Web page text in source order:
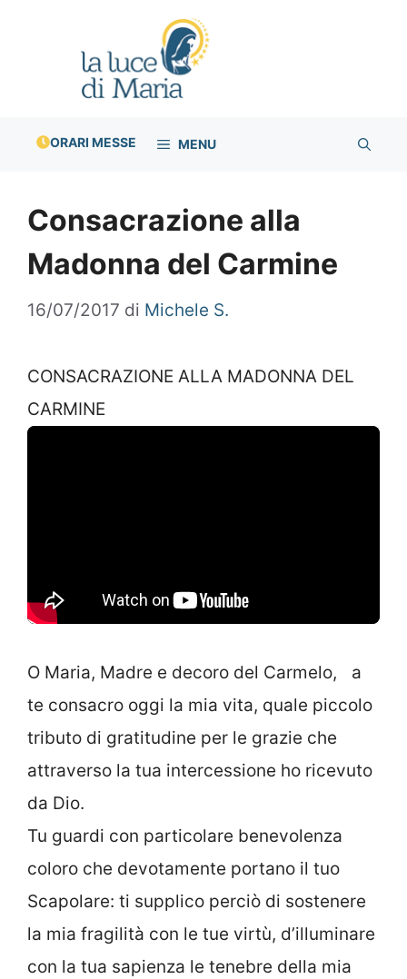
ORARI MESSE MENU
Consacrazione alla
Madonna del Carmine
16/07/2017 di Michele S.
CONSACRAZIONE ALLA MADONNA DEL
CARMINE
O Maria, Madre e decoro del Carmelo, a
te consacro oggi la mia vita, quale piccolo
tributo di gratitudine per le grazie che
attraverso la tua intercessione ho ricevuto
da Dio.
Tu guardi con particolare benevolenza
coloro che devotamente portano il tuo
Scapolare: ti supplico perciò di sostenere
la mia fragilità con le tue virtù, d’illuminare
con la tua sapienza le tenebre della mia